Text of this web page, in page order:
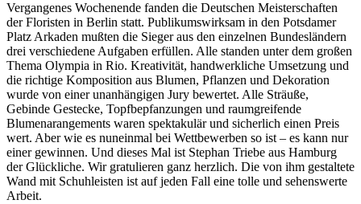
Vergangenes Wochenende fanden die Deutschen Meisterschaften
der Floristen in Berlin statt. Publikumswirksam in den Potsdamer
Platz Arkaden mußten die Sieger aus den einzelnen Bundesländern
drei verschiedene Aufgaben erfüllen. Alle standen unter dem großen
Thema Olympia in Rio. Kreativität, handwerkliche Umsetzung und
die richtige Komposition aus Blumen, Pflanzen und Dekoration
wurde von einer unanhängigen Jury bewertet. Alle Sträuße,
Gebinde Gestecke, Topfbepfanzungen und raumgreifende
Blumenarangements waren spektakulär und sicherlich einen Preis
wert. Aber wie es nuneinmal bei Wettbewerben so ist – es kann nur
einer gewinnen. Und dieses Mal ist Stephan Triebe aus Hamburg
der Glückliche. Wir gratulieren ganz herzlich. Die von ihm gestaltete
Wand mit Schuhleisten ist auf jeden Fall eine tolle und sehenswerte
Arbeit.